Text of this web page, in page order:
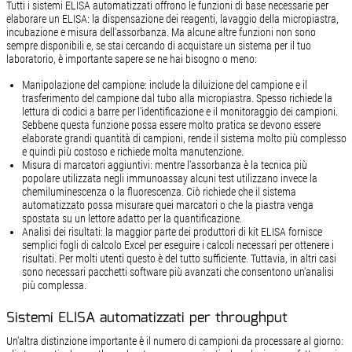
Tutti i sistemi ELISA automatizzati offrono le funzioni di base necessarie per
elaborare un ELISA: la dispensazione dei reagenti, lavaggio della micropiastra,
incubazione e misura dell'assorbanza. Ma alcune altre funzioni non sono
sempre disponibili e, se stai cercando di acquistare un sistema per il tuo
laboratorio, è importante sapere se ne hai bisogno o meno:
Manipolazione del campione: include la diluizione del campione e il
trasferimento del campione dal tubo alla micropiastra. Spesso richiede la
lettura di codici a barre per l'identificazione e il monitoraggio dei campioni.
Sebbene questa funzione possa essere molto pratica se devono essere
elaborate grandi quantità di campioni, rende il sistema molto più complesso
e quindi più costoso e richiede molta manutenzione.
Misura di marcatori aggiuntivi: mentre l'assorbanza è la tecnica più
popolare utilizzata negli immunoassay alcuni test utilizzano invece la
chemiluminescenza o la fluorescenza. Ciò richiede che il sistema
automatizzato possa misurare quei marcatori o che la piastra venga
spostata su un lettore adatto per la quantificazione.
Analisi dei risultati: la maggior parte dei produttori di kit ELISA fornisce
semplici fogli di calcolo Excel per eseguire i calcoli necessari per ottenere i
risultati. Per molti utenti questo è del tutto sufficiente. Tuttavia, in altri casi
sono necessari pacchetti software più avanzati che consentono un'analisi
più complessa.
Sistemi ELISA automatizzati per throughput
Un'altra distinzione importante è il numero di campioni da processare al giorno: